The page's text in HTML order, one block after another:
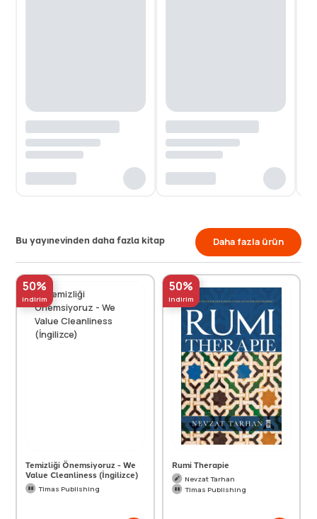
Bu yayınevinden daha fazla kitap Daha fazla ürün
50%
indirim
Temizliği Önemsiyoruz - We
Value Cleanliness (İngilizce)
Timas Publishing
50%
indirim
Rumi Therapie
Nevzat Tarhan
Timas Publishing